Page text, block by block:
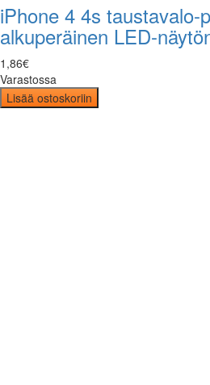
iPhone 4 4s taustavalo-
alkuperäinen LED-
1 ,86€
Varastossa
Lisää ostoskoriin